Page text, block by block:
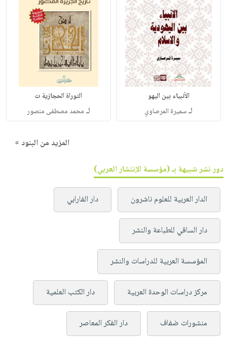
الأنبياء بين اليهو
لـسميرة المرصاوي
التوراة الحجازية ت
لـ محمد مصطفى منصور
المزيد من البنود »
دور نشر شبيهة بـ (مؤسسة الإنتشار العربي)
الدار العربية للعلوم ناشرون دار الفارابي
دار الساقي للطباعة والنشر
المؤسسة العربية للدراسات والنشر
مركز دراسات الوحدة العربية دار الكتب العلمية
منشورات ضفاف دار الفكر المعاصر